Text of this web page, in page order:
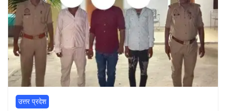
उत्तर प्रदेश